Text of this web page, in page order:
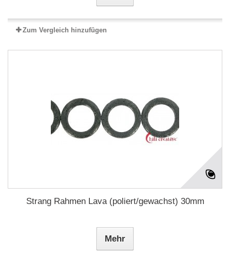
Zum Vergleich hinzufügen
Strang Rahmen Lava (poliert/gewachst) 30mm
Mehr